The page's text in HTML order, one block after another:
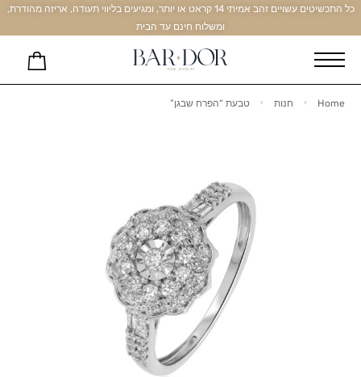
כל התכשיטים עשויים זהב אמיתי 14 קראט או יותר, ומגיעים בליווי תעודה, אריזה מהודרת,
ומשלוח חינם עד הבית
Home חנות טבעת “הפרח שבגן”